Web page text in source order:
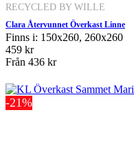
RECYCLED BY WILLE
Clara Återvunnet Överkast Linne
Finns i: 150x260, 260x260
459 kr
Från 436 kr
-21%